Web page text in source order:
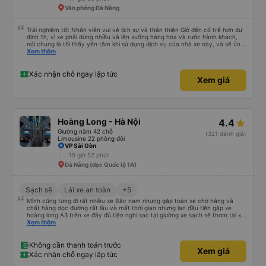
Văn phòng Đà Nẵng
Trải nghiệm tốt Nhân viên vui vẻ lịch sự và thân thiện Giờ đến có trễ hơn dự
định 1h, vì xe phải dừng nhiều và lên xuống hàng hóa và rước hành khách,
nói chung là tối thấy yên tâm khi sử dụng dịch vụ của nhà xe này, và sẽ ủng
hộ và giới thiệu cho người thân sử dụng dịch vụ của nhà xe này
Xem thêm
Xác nhận chỗ ngay lập tức
Xem giá
Hoàng Long - Hà Nội
Giường nằm 42 chỗ
Limousine 22 phòng đôi
4.4
(321 đánh giá)
VP Sài Gòn
19 giờ 52 phút
Đà Nẵng (dọc Quốc lộ 1A)
Sạch sẽ Lái xe an toàn +5
Mình cũng từng đi rất nhiều xe Bắc nam nhưng gặp toàn xe chở hàng và
chất hàng dọc đường rất lâu và mất thời gian nhưng lan đầu tiên gặp xe
hoàng long A3 trên xe đây đủ tiện nghi sac tại giường xe sạch sẽ thơm tài xế
lo xe thoải mái vui tính sẽ con ung hô nhe
Xem thêm
Không cần thanh toán trước
Xác nhận chỗ ngay lập tức
Xem giá